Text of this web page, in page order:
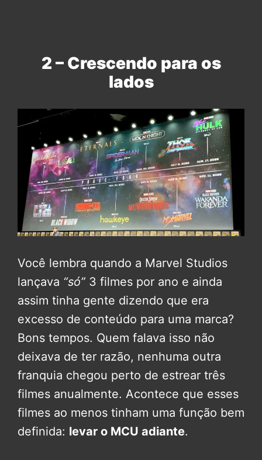
2 – Crescendo para os
lados
Você lembra quando a Marvel Studios
lançava “só” 3 filmes por ano e ainda
assim tinha gente dizendo que era
excesso de conteúdo para uma marca?
Bons tempos. Quem falava isso não
deixava de ter razão, nenhuma outra
franquia chegou perto de estrear três
filmes anualmente. Acontece que esses
filmes ao menos tinham uma função bem
definida: levar o MCU adiante.